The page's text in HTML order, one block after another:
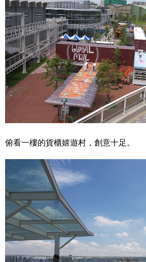
俯看一樓的貨櫃嬉遊村，創意十足。